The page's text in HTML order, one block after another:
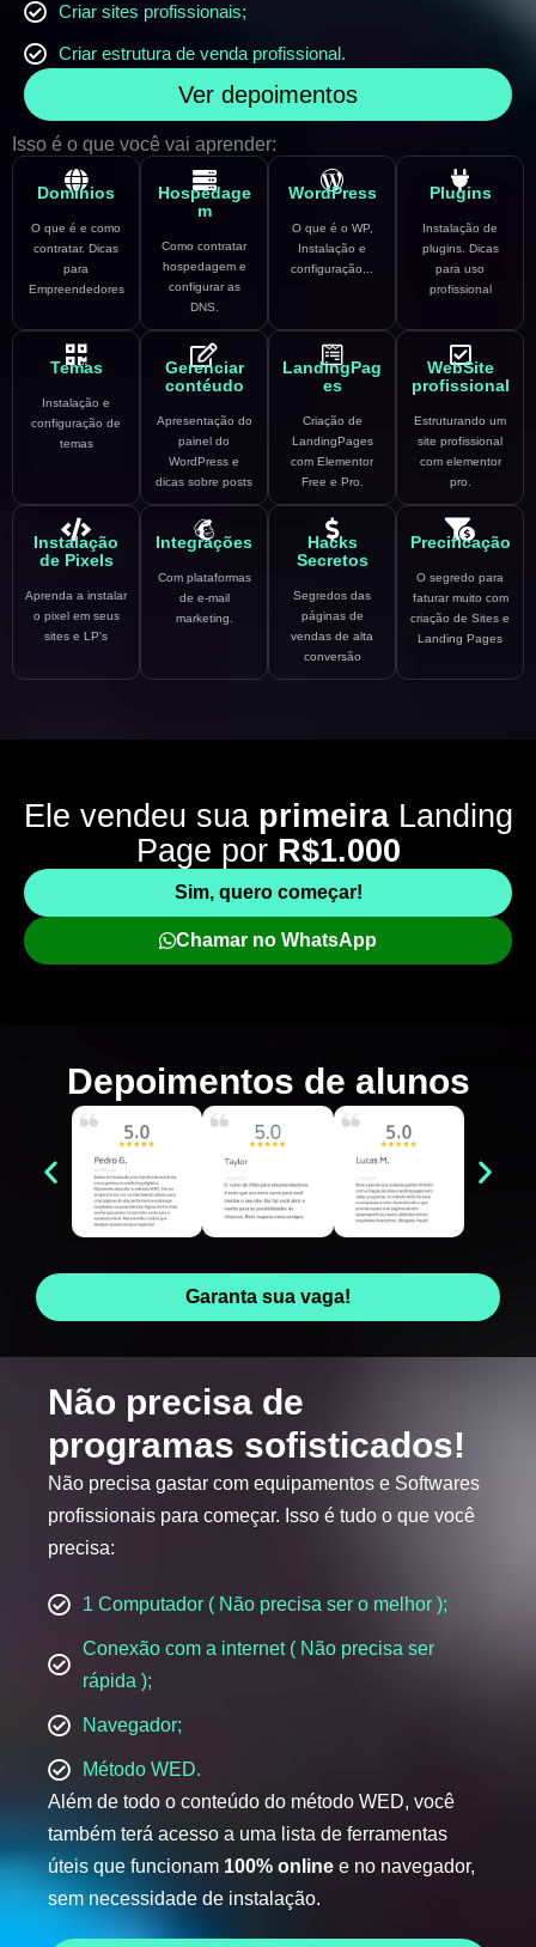
Criar sites profissionais;
Criar estrutura de venda profissional.
Ver depoimentos
Isso é o que você vai aprender:
Domínios
O que é e como
contratar. Dicas
para
Empreendedores
Hospedage
m
Como contratar
hospedagem e
configurar as
DNS.
WordPress
O que é o WP,
Instalação e
configuração...
Plugins
Instalação de
plugins. Dicas
para uso
profissional
Temas
Instalação e
configuração de
temas
Gerenciar
contéudo
Apresentação do
painel do
WordPress e
dicas sobre posts
LandingPag
es
Criação de
LandingPages
com Elementor
Free e Pro.
WebSite
profissional
Estruturando um
site profissional
com elementor
pro.
Instalação
de Pixels
Aprenda a instalar
o pixel em seus
sites e LP's
Integrações
Com plataformas
de e-mail
marketing.
Hacks
Secretos
Segredos das
páginas de
vendas de alta
conversão
Precificação
O segredo para
faturar muito com
criação de Sites e
Landing Pages
Ele vendeu sua primeira Landing
Page por R$1.000
Sim, quero começar!
Chamar no WhatsApp
Depoimentos de alunos
Garanta sua vaga!
Não precisa de
programas sofisticados!
Não precisa gastar com equipamentos e Softwares
profissionais para começar. Isso é tudo o que você
precisa:
1 Computador ( Não precisa ser o melhor );
Conexão com a internet ( Não precisa ser
rápida );
Navegador;
Método WED.
Além de todo o conteúdo do método WED, você
também terá acesso a uma lista de ferramentas
úteis que funcionam 100% online e no navegador,
sem necessidade de instalação.